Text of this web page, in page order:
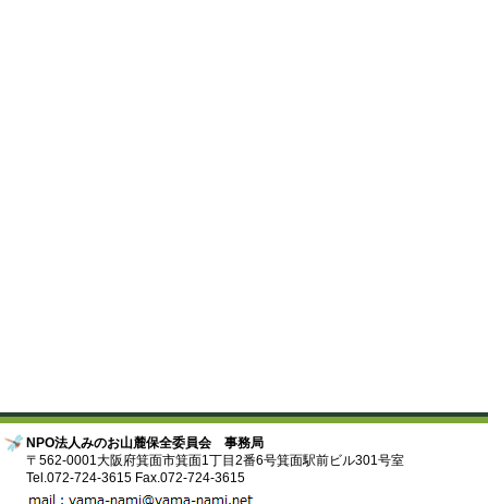
NPO法人みのお山麓保全委員会 事務局
〒562-0001大阪府箕面市箕面1丁目2番6号箕面駅前ビル301号室
Tel.072-724-3615 Fax.072-724-3615